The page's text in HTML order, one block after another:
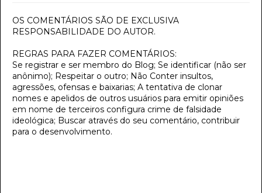
OS COMENTÁRIOS SÃO DE EXCLUSIVA
RESPONSABILIDADE DO AUTOR.
REGRAS PARA FAZER COMENTÁRIOS:
Se registrar e ser membro do Blog; Se identificar (não ser
anônimo); Respeitar o outro; Não Conter insultos,
agressões, ofensas e baixarias; A tentativa de clonar
nomes e apelidos de outros usuários para emitir opiniões
em nome de terceiros configura crime de falsidade
ideológica; Buscar através do seu comentário, contribuir
para o desenvolvimento.